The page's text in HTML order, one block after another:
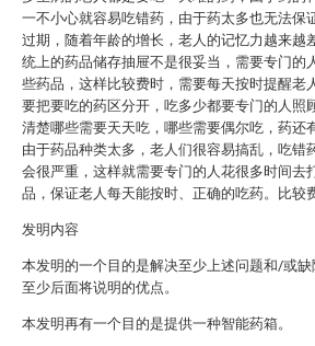
一不小心就容易吃错药，由于药太多也无法保
过期，随着年龄的增长，老人的记忆力越来越
统上的药品储存抽屉不是很妥当，需要专门的
些药品，这样比较费时，需要每天按时提醒老
要把要吃的药区分开，吃多少都要专门的人照
清楚哪些需要天天吃，哪些需要偶尔吃，药还
由于药品种类太多，老人们很容易搞乱，吃错
会很严重，这样就需要专门的人花很多时间去
品，保证老人每天能按时、正确的吃药。比较
发明内容
本发明的一个目的是解决至少上述问题和/或
至少后面将说明的优点。
本发明再有一个目的是提供一种智能药箱。